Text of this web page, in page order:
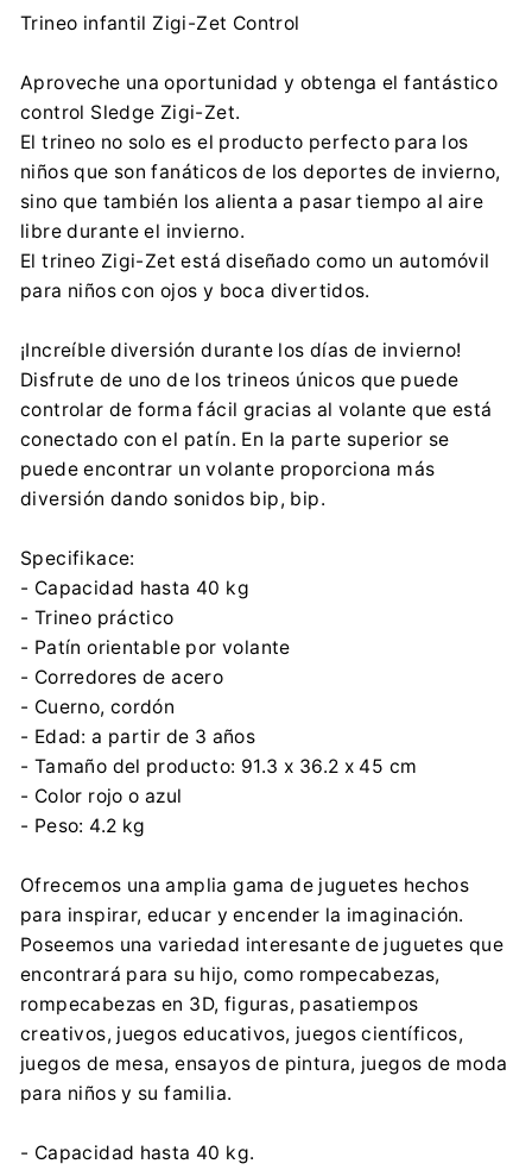
Fabricante:
PROSPERPLAST 1 SPÓŁKA Z O.O.
contact@prosperplast.pl
+48 33 817 70 03
Importador:
PROSPERPLAST 1 SPÓŁKA Z O.O.
Wilkowska 968, 43-378 Rybarzowice
contact@prosperplast.pl
+48 33 817 70 03
Información de seguridad:
Trineo infantil Zigi-Zet Control
Aproveche una oportunidad y obtenga el fantástico
control Sledge Zigi-Zet.
El trineo no solo es el producto perfecto para los
niños que son fanáticos de los deportes de invierno,
sino que también los alienta a pasar tiempo al aire
libre durante el invierno.
El trineo Zigi-Zet está diseñado como un automóvil
para niños con ojos y boca divertidos.
¡Increíble diversión durante los días de invierno!
Disfrute de uno de los trineos únicos que puede
controlar de forma fácil gracias al volante que está
conectado con el patín. En la parte superior se
puede encontrar un volante proporciona más
diversión dando sonidos bip, bip.
Specifikace:
- Capacidad hasta 40 kg
- Trineo práctico
- Patín orientable por volante
- Corredores de acero
- Cuerno, cordón
- Edad: a partir de 3 años
- Tamaño del producto: 91.3 x 36.2 x 45 cm
- Color rojo o azul
- Peso: 4.2 kg
Ofrecemos una amplia gama de juguetes hechos
para inspirar, educar y encender la imaginación.
Poseemos una variedad interesante de juguetes que
encontrará para su hijo, como rompecabezas,
rompecabezas en 3D, figuras, pasatiempos
creativos, juegos educativos, juegos científicos,
juegos de mesa, ensayos de pintura, juegos de moda
para niños y su familia.
- Capacidad hasta 40 kg.